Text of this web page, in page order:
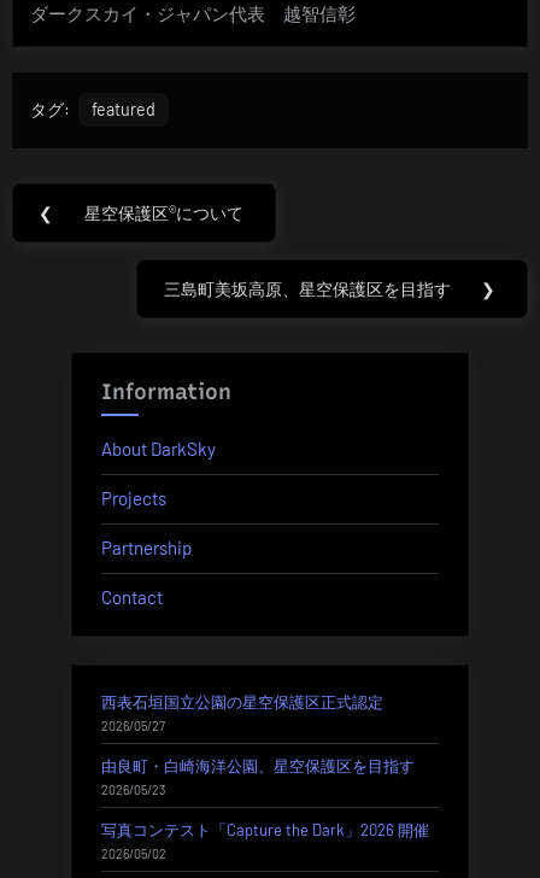
ダークスカイ・ジャパン代表 越智信彰
タグ: featured
投
稿
❮
Previous
星空保護区®について
Next
三島町美坂高原、星空保護区を目指す ❯
Information
About DarkSky
Projects
Partnership
Contact
西表石垣国立公園の星空保護区正式認定
2026/05/27
由良町・白崎海洋公園、星空保護区を目指す
2026/05/23
写真コンテスト「Capture the Dark」2026 開催
2026/05/02